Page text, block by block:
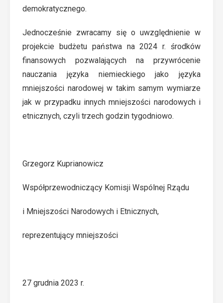
demokratycznego.
Jednocześnie zwracamy się o uwzględnienie w
projekcie budżetu państwa na 2024 r. środków
finansowych pozwalających na przywrócenie
nauczania języka niemieckiego jako języka
mniejszości narodowej w takim samym wymiarze
jak w przypadku innych mniejszości narodowych i
etnicznych, czyli trzech godzin tygodniowo.
Grzegorz Kuprianowicz
Współprzewodniczący Komisji Wspólnej Rządu
i Mniejszości Narodowych i Etnicznych,
reprezentujący mniejszości
27 grudnia 2023 r.